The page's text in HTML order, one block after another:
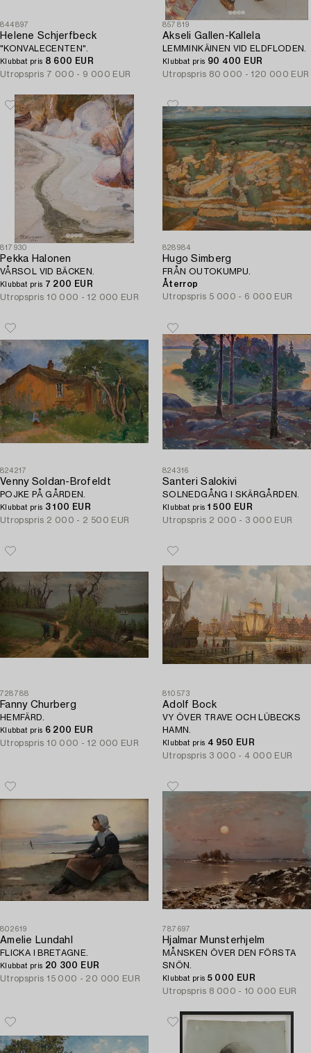
844897
Helene Schjerfbeck
"KONVALECENTEN".
Klubbat pris 8 600 EUR
Utropspris 7 000 - 9 000 EUR
857819
Akseli Gallen-Kallela
LEMMINKÄINEN VID ELDFLODEN.
Klubbat pris 90 400 EUR
Utropspris 80 000 - 120 000 EUR
817930
Pekka Halonen
VÅRSOL VID BÄCKEN.
Klubbat pris 7 200 EUR
Utropspris 10 000 - 12 000 EUR
828984
Hugo Simberg
FRÅN OUTOKUMPU.
Återrop
Utropspris 5 000 - 6 000 EUR
824217
Venny Soldan-Brofeldt
POJKE PÅ GÅRDEN.
Klubbat pris 3 100 EUR
Utropspris 2 000 - 2 500 EUR
824316
Santeri Salokivi
SOLNEDGÅNG I SKÄRGÅRDEN.
Klubbat pris 1 500 EUR
Utropspris 2 000 - 3 000 EUR
728788
Fanny Churberg
HEMFÄRD.
Klubbat pris 6 200 EUR
Utropspris 10 000 - 12 000 EUR
810573
Adolf Bock
VY ÖVER TRAVE OCH LÜBECKS
HAMN.
Klubbat pris 4 950 EUR
Utropspris 3 000 - 4 000 EUR
802619
Amelie Lundahl
FLICKA I BRETAGNE.
Klubbat pris 20 300 EUR
Utropspris 15 000 - 20 000 EUR
787697
Hjalmar Munsterhjelm
MÅNSKEN ÖVER DEN FÖRSTA
SNÖN.
Klubbat pris 5 000 EUR
Utropspris 8 000 - 10 000 EUR